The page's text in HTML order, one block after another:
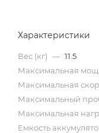
Характеристики
Вес (кг) — 11.5
Максимальная
Максимальная
Максимальный
Максимальная
Емкость